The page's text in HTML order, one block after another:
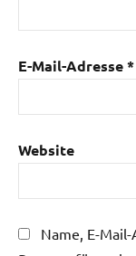
E-Mail-Adresse*
Website
Name, E-